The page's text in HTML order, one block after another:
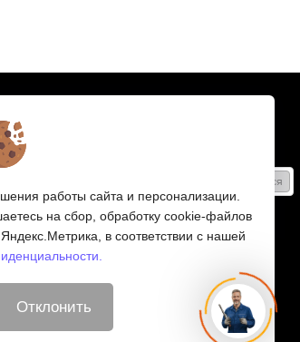
Получайте только полезные статьи!
Подписаться
Согласен на обработку персональных данных
Мы в соцсетях:
работы сайта и персонализации.
на сбор, обработку cookie-файлов
в соответствии с нашей
Отклонить